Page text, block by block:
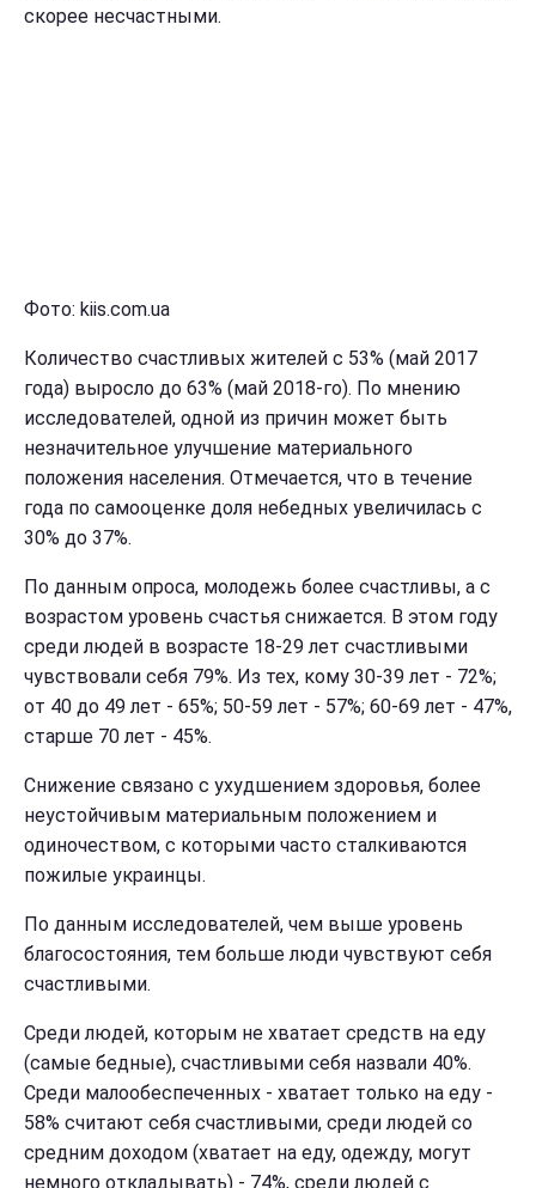
скорее несчастными.
Фото: kiis.com.ua
Количество счастливых жителей с 53% (май 2017
года) выросло до 63% (май 2018-го). По мнению
исследователей, одной из причин может быть
незначительное улучшение материального
положения населения. Отмечается, что в течение
года по самооценке доля небедных увеличилась с
30% до 37%.
По данным опроса, молодежь более счастливы, а с
возрастом уровень счастья снижается. В этом году
среди людей в возрасте 18-29 лет счастливыми
чувствовали себя 79%. Из тех, кому 30-39 лет - 72%;
от 40 до 49 лет - 65%; 50-59 лет - 57%; 60-69 лет - 47%,
старше 70 лет - 45%.
Снижение связано с ухудшением здоровья, более
неустойчивым материальным положением и
одиночеством, с которыми часто сталкиваются
пожилые украинцы.
По данным исследователей, чем выше уровень
благосостояния, тем больше люди чувствуют себя
счастливыми.
Среди людей, которым не хватает средств на еду
(самые бедные), счастливыми себя назвали 40%.
Среди малообеспеченных - хватает только на еду -
58% считают себя счастливыми, среди людей со
средним доходом (хватает на еду, одежду, могут
немного откладывать) - 74%, среди людей с